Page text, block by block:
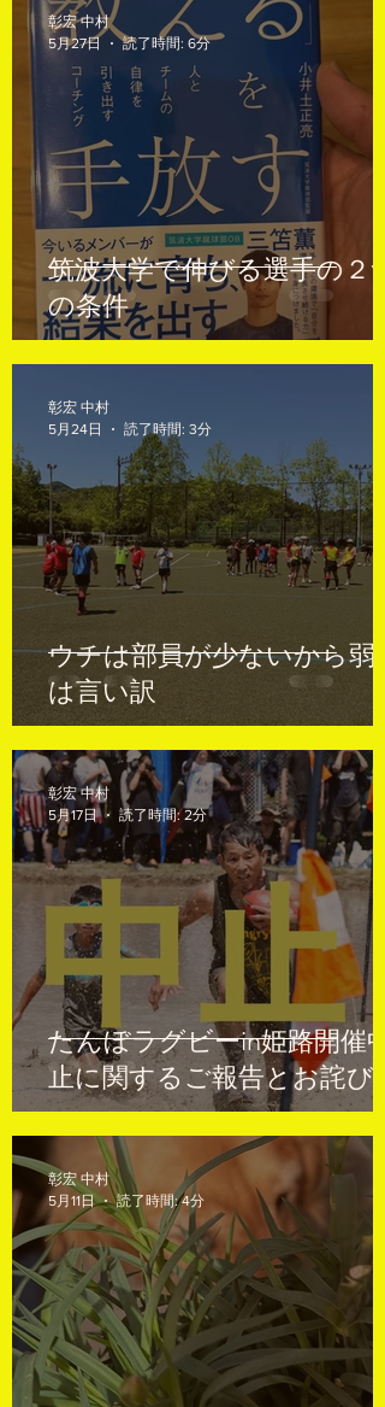
筑波大学で伸びる選手の２つ
の条件
彰宏 中村
5月27日
読了時間: 6分
ウチは部員が少ないから弱
は言い訳
彰宏 中村
5月24日
読了時間: 3分
たんぼラグビーin姫路開催中
止に関するご報告とお詫び
彰宏 中村
5月17日
読了時間: 2分
彰宏 中村
5月11日
読了時間: 4分